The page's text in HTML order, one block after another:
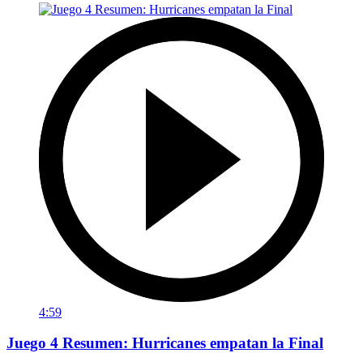
4:59
Juego 4 Resumen: Hurricanes empatan la Final